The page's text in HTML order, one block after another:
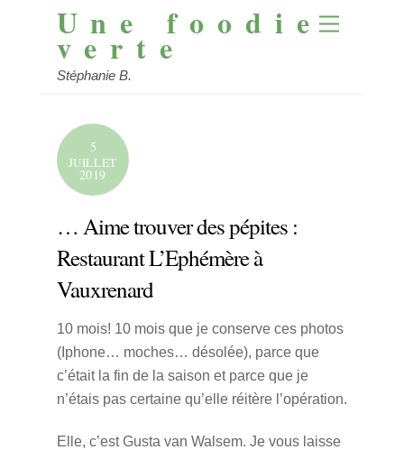
Menu
Une foodie
verte
Stéphanie B.
5
JUILLET
2019
… Aime trouver des pépites :
Restaurant L’Ephémère à
Vauxrenard
10 mois! 10 mois que je conserve ces photos
(Iphone… moches… désolée), parce que
c’était la fin de la saison et parce que je
n’étais pas certaine qu’elle réitère l’opération.
Elle, c’est Gusta van Walsem. Je vous laisse